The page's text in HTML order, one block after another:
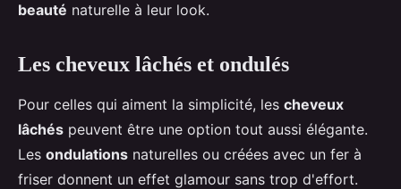
beauté naturelle à leur look.
Les cheveux lâchés et ondulés
Pour celles qui aiment la simplicité, les cheveux
lâchés peuvent être une option tout aussi élégante.
Les ondulations naturelles ou créées avec un fer à
friser donnent un effet glamour sans trop d'effort.